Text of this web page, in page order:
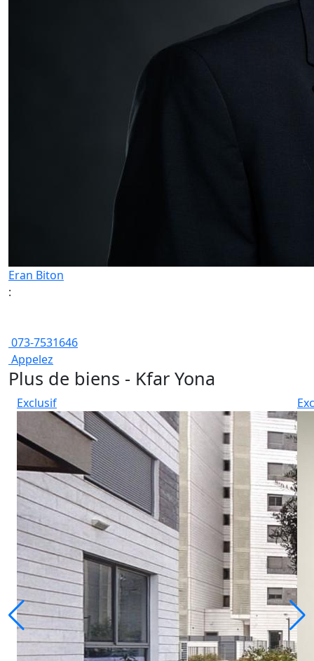
Eran Biton
:
073-7531646
Appelez
Plus de biens - Kfar Yona
Exclusif